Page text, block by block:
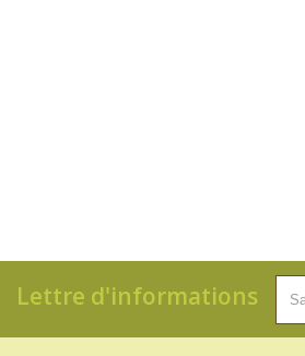
Lettre d'informations